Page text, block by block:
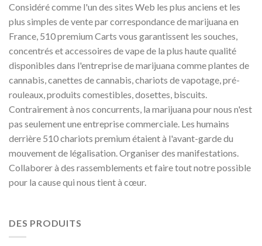
Considéré comme l'un des sites Web les plus anciens et les
plus simples de vente par correspondance de marijuana en
France, 510 premium Carts vous garantissent les souches,
concentrés et accessoires de vape de la plus haute qualité
disponibles dans l'entreprise de marijuana comme plantes de
cannabis, canettes de cannabis, chariots de vapotage, pré-
rouleaux, produits comestibles, dosettes, biscuits.
Contrairement à nos concurrents, la marijuana pour nous n'est
pas seulement une entreprise commerciale. Les humains
derrière 510 chariots premium étaient à l'avant-garde du
mouvement de légalisation. Organiser des manifestations.
Collaborer à des rassemblements et faire tout notre possible
pour la cause qui nous tient à cœur.
DES PRODUITS